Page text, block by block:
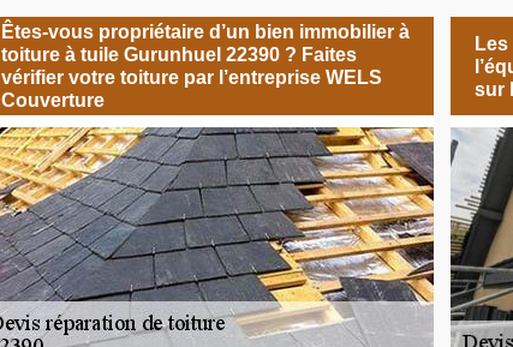
Êtes-vous propriétaire d’un bien immobilier à
toiture à tuile Gurunhuel 22390 ? Faites
vérifier votre toiture par l’entreprise WELS
Couverture
sur